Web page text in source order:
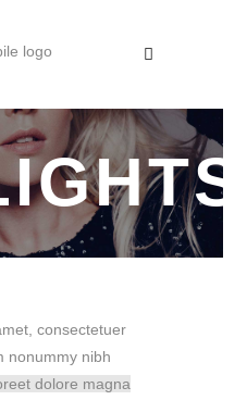
consectetuer
nonummy nibh
dolore magna